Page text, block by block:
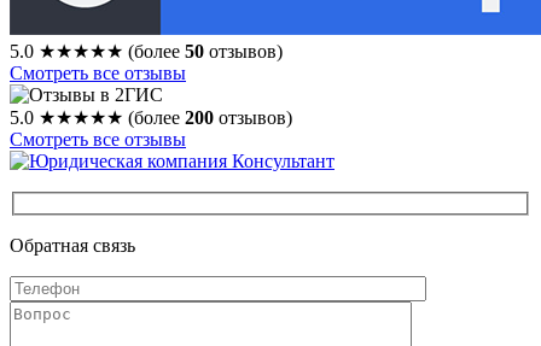
5.0 ★★★★★ (более 50 отзывов)
Смотреть все отзывы
5.0 ★★★★★ (более 200 отзывов)
Смотреть все отзывы
Обратная связь